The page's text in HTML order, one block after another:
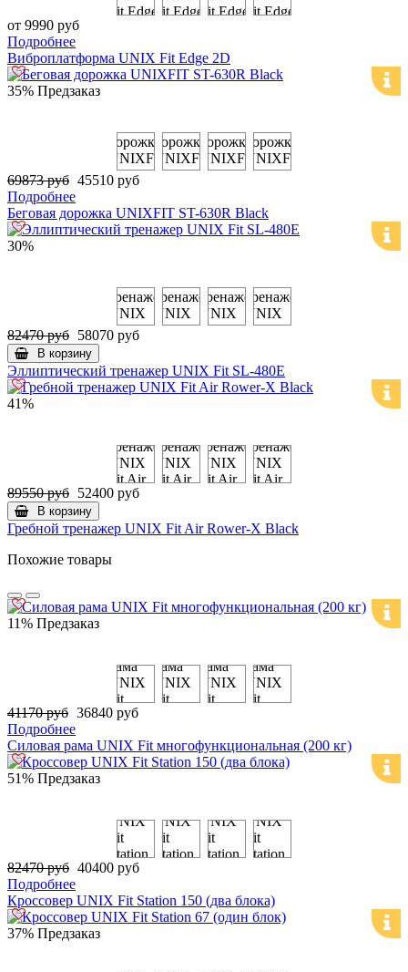
от 9990 руб
Подробнее
Виброплатформа UNIX Fit Edge 2D
35% Предзаказ
69873 руб 45510 руб
Подробнее
Беговая дорожка UNIXFIT ST-630R Black
30%
82470 руб 58070 руб
В корзину
Эллиптический тренажер UNIX Fit SL-480E
41%
89550 руб 52400 руб
В корзину
Гребной тренажер UNIX Fit Air Rower-X Black
Похожие товары
11% Предзаказ
41170 руб 36840 руб
Подробнее
Силовая рама UNIX Fit многофункциональная (200 кг)
51% Предзаказ
82470 руб 40400 руб
Подробнее
Кроссовер UNIX Fit Station 150 (два блока)
37% Предзаказ